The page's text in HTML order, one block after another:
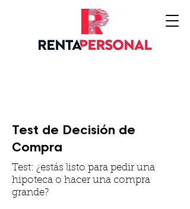
Test de Decisión de
Compra
Test: ¿estás listo para pedir una
hipoteca o hacer una compra
grande?